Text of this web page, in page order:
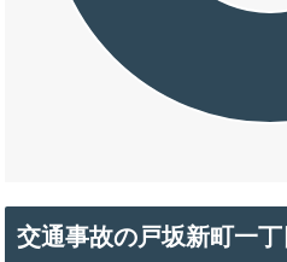
交通事故の戸坂新町一